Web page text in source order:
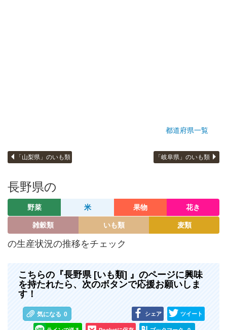
都道府県一覧
「山梨県」のいも類 「岐阜県」のいも類
長野県の
野菜 米 果物 花き
雑穀類 いも類 麦類
の生産状況の推移をチェック
こちらの『長野県 [いも類] 』のページに興味
を持たれたら、次のボタンで応援お願いしま
す！
気になる 0 シェア ツイート